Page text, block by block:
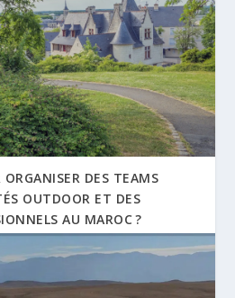
DES TEAMS
OUTDOOR ET DES
AU MAROC ?